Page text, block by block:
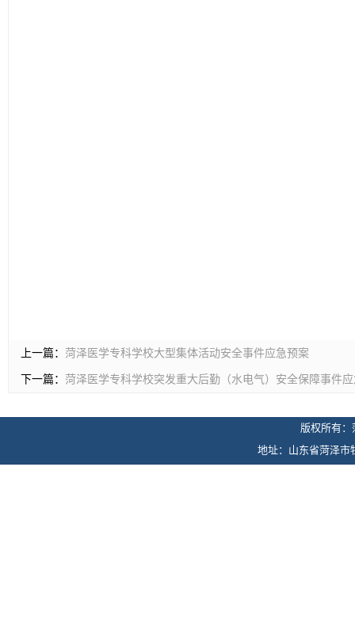
上一篇： 菏泽医学专科学校大型集体活动安全事件应急预案
下一篇： 菏泽医学专科学校突发重大后勤（水电气）安全保障事件
版权所有
地址：山东省菏泽市